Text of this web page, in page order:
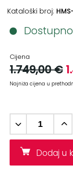
Oporavak
Rehabilitacija
Remeni,
rukavice
Sportske
torbe
ruksaci
Kataloški broj:
Dostupno
Cijena
1.749,00 €
Najniža cijena u
Dodaj u